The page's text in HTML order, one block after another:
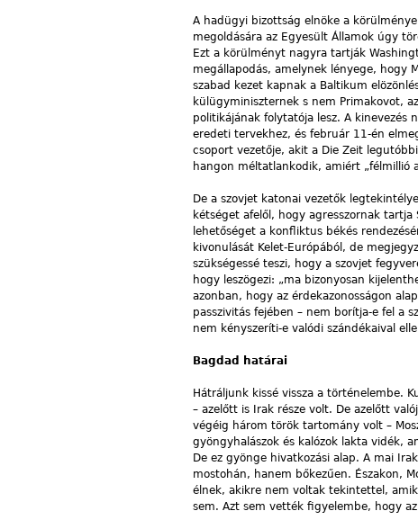
A hadügyi bizottság elnöke a
megoldására az Egyesült Államok úgy
Ezt a körülményt nagyra tartják
megállapodás, amelynek lényege, hogy
szabad kezet kapnak a Baltikum
külügyminiszternek s nem Primakovot,
politikájának folytatója lesz. A
eredeti tervekhez, és február 11-én
csoport vezetője, akit a Die Zeit
hangon méltatlankodik, amiért „félmillió
De a szovjet katonai vezetők
kétséget afelől, hogy agresszornak
lehetőséget a konfliktus békés
kivonulását Kelet-Európából, de
szükségessé teszi, hogy a szovjet
hogy leszögezi: „ma bizonyosan
azonban, hogy az érdekazonosságon
passzivitás fejében – nem borítja-e fel a
nem kényszeríti-e valódi szándékaival
Bagdad határai
Hátráljunk kissé vissza a történelembe.
– azelőtt is Irak része volt. De azelőtt
végéig három török tartomány volt –
gyöngyhalászok és kalózok lakta vidék,
De ez gyönge hivatkozási alap. A mai
mostohán, hanem bőkezűen. Északon,
élnek, akikre nem voltak tekintettel,
sem. Azt sem vették figyelembe, hogy